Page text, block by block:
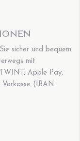
sicher und bequem
mit
Apple Pay,
(IBAN